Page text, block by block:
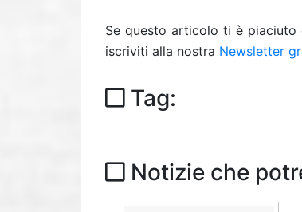
Se questo articolo ti è
iscriviti alla nostra Newsletter
Tag:
Notizie che